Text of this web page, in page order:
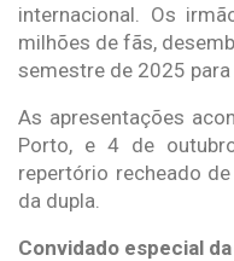
internacional. Os
milhões de fãs,
semestre de 2025
As apresentações
Porto, e 4 de
repertório recheado
da dupla.
Convidado especial